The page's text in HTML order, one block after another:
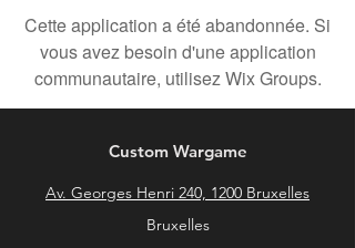
Cette application a été abandonnée. Si
vous avez besoin d'une application
communautaire, utilisez Wix Groups.
Custom Wargame
Av. Georges Henri 240, 1200 Bruxelles
Bruxelles